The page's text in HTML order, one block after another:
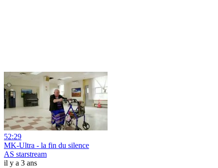
52:29
MK-Ultra - la fin du silence
AS starstream
il y a 3 ans